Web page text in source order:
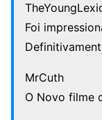
Foi
MrCuth
O Novo filme